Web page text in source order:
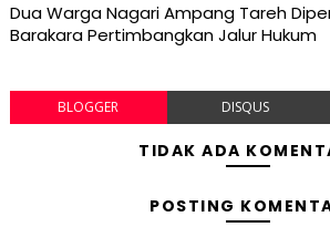
Dua Warga Nagari Ampang Tareh
Barakara Pertimbangkan Jalur Hukum
BLOGGER DISQUS
TIDAK ADA
POSTING